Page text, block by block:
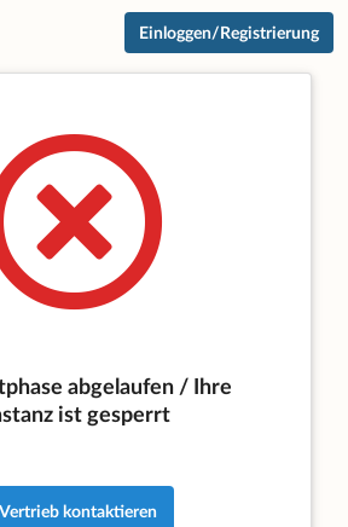
Einloggen/Registrierung
abgelaufen / Ihre
ist gesperrt
Vertrieb kontaktieren